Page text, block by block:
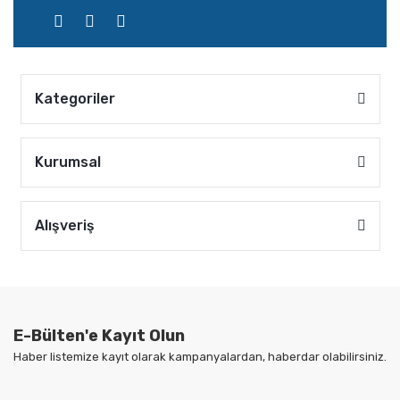
Kategoriler
Kurumsal
Alışveriş
E-Bülten'e Kayıt Olun
Haber listemize kayıt olarak kampanyalardan, haberdar olabilirsiniz.